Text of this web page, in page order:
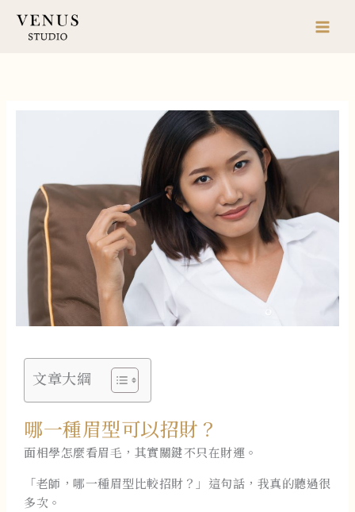
文章大綱
哪一種眉型可以招財？
面相學怎麼看眉毛，其實關鍵不只在財運。
「老師，哪一種眉型比較招財？」這句話，我真的聽過很
多次。